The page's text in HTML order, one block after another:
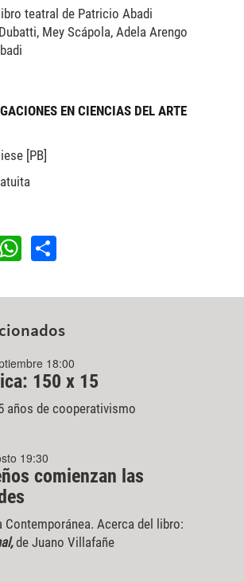
teatral de Patricio Abadi
Mey Scápola, Adela Arengo
EN CIENCIAS DEL ARTE
[PB]
WhatsApp
18:00
150 x 15
años de cooperativismo
19:30
comienzan las
Contemporánea. Acerca del libro:
de Juano Villafañe